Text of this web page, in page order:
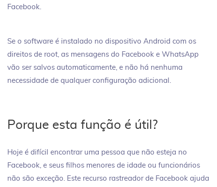
Facebook.
Se o software é instalado no dispositivo Android com os
direitos de root, as mensagens do Facebook e WhatsApp
vão ser salvos automaticamente, e não há nenhuma
necessidade de qualquer configuração adicional.
Porque esta função é útil?
Hoje é difícil encontrar uma pessoa que não esteja no
Facebook, e seus filhos menores de idade ou funcionários
não são exceção. Este recurso rastreador de Facebook ajuda